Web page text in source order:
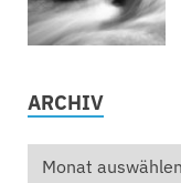
ARCHIV